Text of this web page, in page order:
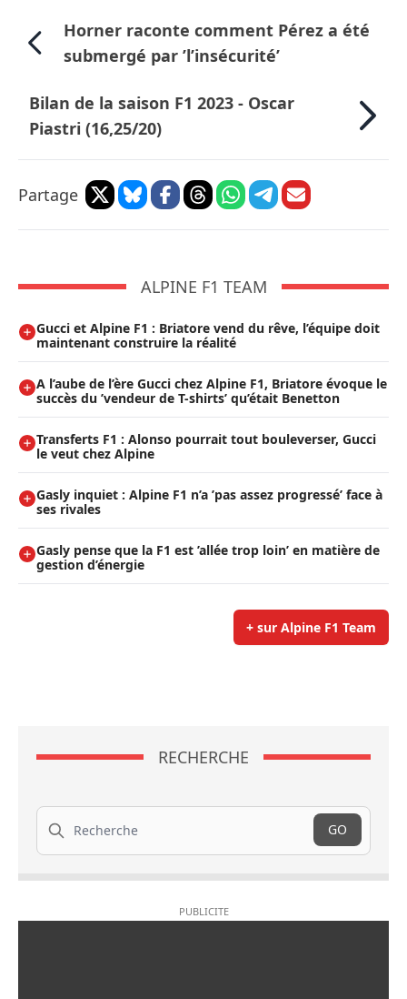
Horner raconte comment Pérez a été
submergé par ’l’insécurité’
Bilan de la saison F1 2023 - Oscar
Piastri (16,25/20)
Partage
ALPINE F1 TEAM
Gucci et Alpine F1 : Briatore vend du rêve, l’équipe doit
maintenant construire la réalité
A l’aube de l’ère Gucci chez Alpine F1, Briatore évoque le
succès du ’vendeur de T-shirts’ qu’était Benetton
Transferts F1 : Alonso pourrait tout bouleverser, Gucci
le veut chez Alpine
Gasly inquiet : Alpine F1 n’a ’pas assez progressé’ face à
ses rivales
Gasly pense que la F1 est ’allée trop loin’ en matière de
gestion d’énergie
+ sur Alpine F1 Team
RECHERCHE
Recherche
GO